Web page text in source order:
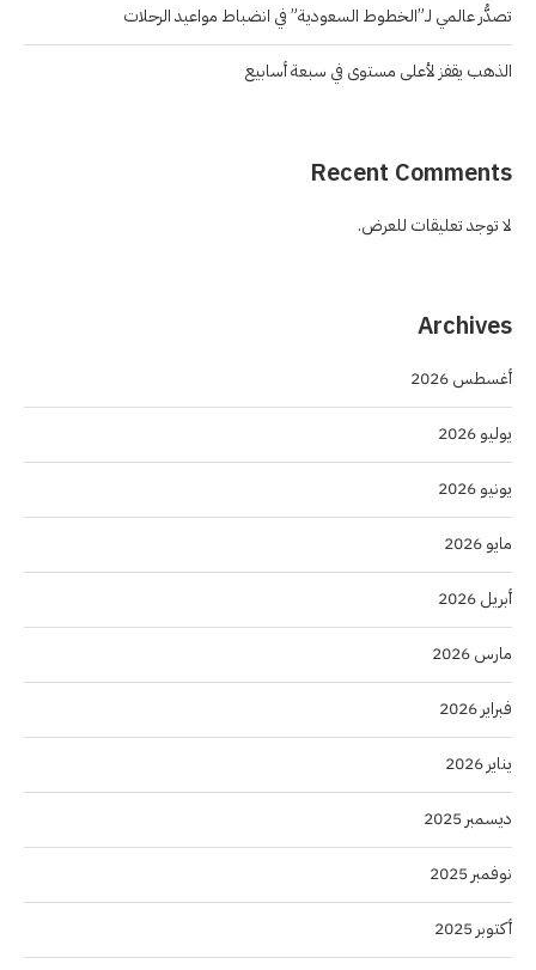
تصدُّر عالمي لـ”الخطوط السعودية” في انضباط مواعيد الرحلات
الذهب يقفز لأعلى مستوى في سبعة أسابيع
Recent Comments
لا توجد تعليقات للعرض.
Archives
أغسطس 2026
يوليو 2026
يونيو 2026
مايو 2026
أبريل 2026
مارس 2026
فبراير 2026
يناير 2026
ديسمبر 2025
نوفمبر 2025
أكتوبر 2025